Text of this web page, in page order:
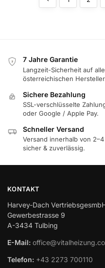
7 Jahre Garantie
Langzeit-Sicherheit auf
österreichischen
7
Sichere Bezahlung
SSL-verschlüsselte
oder Google / Apple Pay.
Schneller Versand
Versand innerhalb von
sicher & zuverlässig.
KONTAKT
Harvey-Dach
Gewerbestrasse 9
A-3434 Tulbing
E-Mail:
Telefon: +43 2273 700110